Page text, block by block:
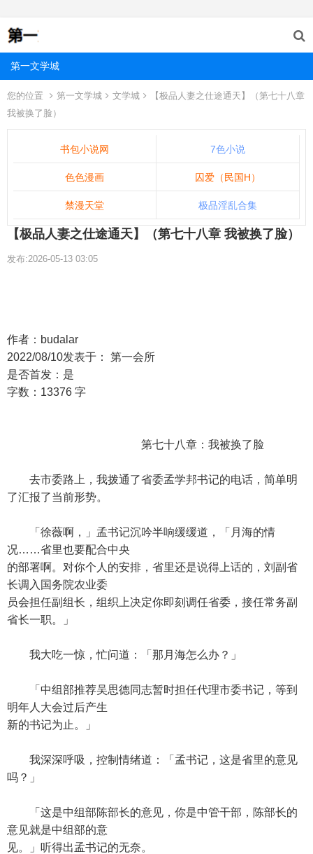
第一文学城
您的位置 第一文学城 文学城
【极品人妻之仕途通天】（第七十八章
我被换了脸）
书包小说网 7色小说
色色漫画 囚爱（民国H）
禁漫天堂 极品淫乱合集
【极品人妻之仕途通天】（第七十八章 我被换了脸）
发布:2026-05-13 03:05
作者：budalar
2022/08/10发表于： 第一会所
是否首发：是
字数：13376 字
第七十八章：我被换了脸
去市委路上，我拨通了省委孟学邦书记的电话，简单明
了汇报了当前形势。
「徐薇啊，」孟书记沉吟半响缓缓道，「月海的情
况……省里也要配合中央
的部署啊。对你个人的安排，省里还是说得上话的，刘副省
长调入国务院农业委
员会担任副组长，组织上决定你即刻调任省委，接任常务副
省长一职。」
我大吃一惊，忙问道：「那月海怎么办？」
「中组部推荐吴思德同志暂时担任代理市委书记，等到
明年人大会过后产生
新的书记为止。」
我深深呼吸，控制情绪道：「孟书记，这是省里的意见
吗？」
「这是中组部陈部长的意见，你是中管干部，陈部长的
意见就是中组部的意
见。」听得出孟书记的无奈。